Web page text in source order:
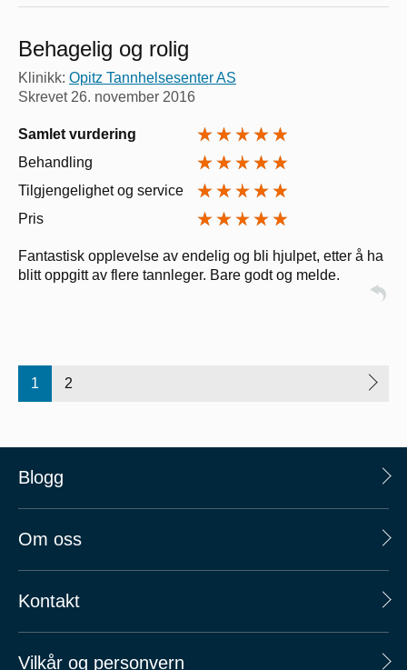
Behagelig og rolig
Klinikk: Opitz Tannhelsesenter AS
Skrevet 26. november 2016
Samlet vurdering
Behandling
Tilgjengelighet og service
Pris
Fantastisk opplevelse av endelig og bli hjulpet, etter å ha
blitt oppgitt av flere tannleger. Bare godt og melde.
1 2
Blogg
Om oss
Kontakt
Vilkår og personvern